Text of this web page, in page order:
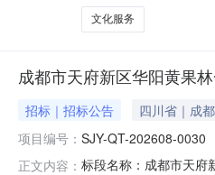
文化服务
成都市天府新区华阳黄果
招标｜招标公告 四川省｜成
项目编号： SJY-QT-202608-0030
正文内容： 标段名称：成都市天府